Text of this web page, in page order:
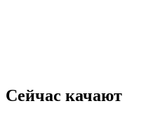
Сейчас качают